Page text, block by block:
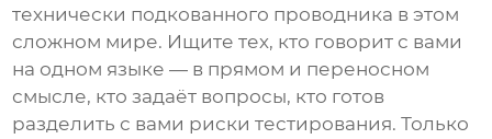
технически подкованного проводника в этом
сложном мире. Ищите тех, кто говорит с вами
на одном языке — в прямом и переносном
смысле, кто задаёт вопросы, кто готов
разделить с вами риски тестирования. Только